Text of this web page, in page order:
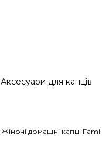
Аксесуари для капців
Жіночі домашні капці